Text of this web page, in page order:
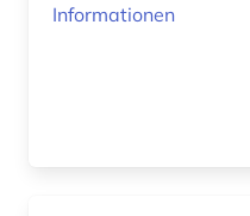
Informationen